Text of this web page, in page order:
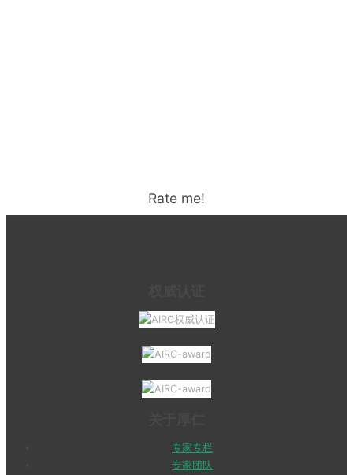
Rate me!
专家专栏
专家团队